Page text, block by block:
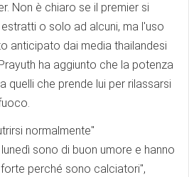
Non è chiaro se il premier si
o solo ad alcuni, ma l'uso
anticipato dai media thailandesi
ha aggiunto che la potenza
quelli che prende lui per rilassarsi
normalmente"
sono di buon umore e hanno
perché sono calciatori",